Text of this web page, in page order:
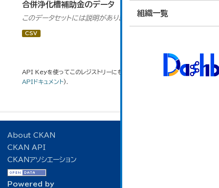
組織一覧
合併浄化槽補助金のデータ
このデータセットには説明がありません
CSV
API Keyを使ってこのレジストリーにもアクセス可能ですAPI(see
APIドキュメント).
About CKAN
CKAN API
CKANアソシエーション
Powered by